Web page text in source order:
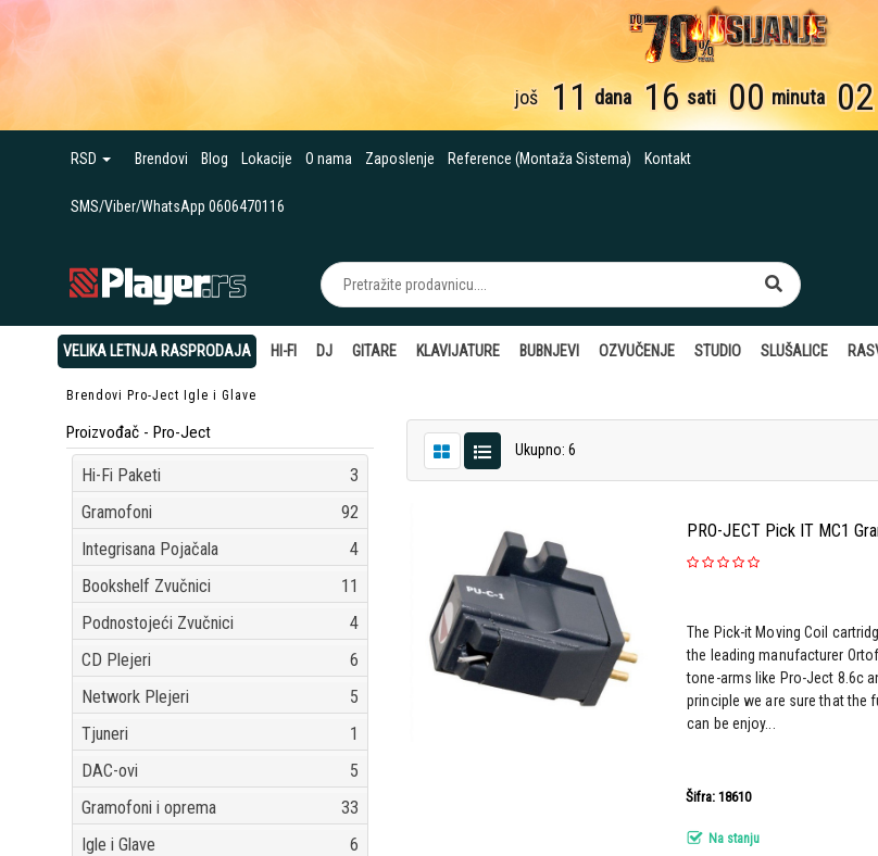
još 11 dana 16 sati 00 minuta 01
RSD Brendovi Blog Lokacije O nama Zaposlenje Reference (Montaža Sistema) Kontakt
SMS/Viber/WhatsApp 0606470116
VELIKA LETNJA RASPRODAJA HI-FI DJ GITARE KLAVIJATURE BUBNJEVI OZVUČENJE STUDIO SLUŠALICE
Brendovi Pro-Ject Igle i Glave
Proizvođač - Pro-Ject
Hi-Fi Paketi
3
Gramofoni
92
Integrisana Pojačala
4
Bookshelf Zvučnici
11
Podnostojeći Zvučnici
4
CD Plejeri
6
Network Plejeri
5
Tjuneri
1
DAC-ovi
5
Gramofoni i oprema
33
Igle i Glave
6
Ukupno: 6
PRO-JECT Pick IT MC1
The Pick-it Moving Coil
the leading manufacturer
tone-arms like Pro-Ject 8.6c
principle we are sure that the
can be enjoy...
Šifra: 18610
Na stanju